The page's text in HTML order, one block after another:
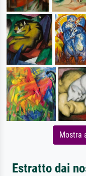
Mostra
Estratto dai